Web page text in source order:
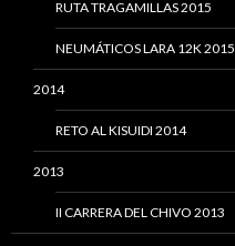
RUTA TRAGAMILLAS 2015
NEUMÁTICOS LARA 12K 2015
2014
RETO AL KISUIDI 2014
2013
II CARRERA DEL CHIVO 2013